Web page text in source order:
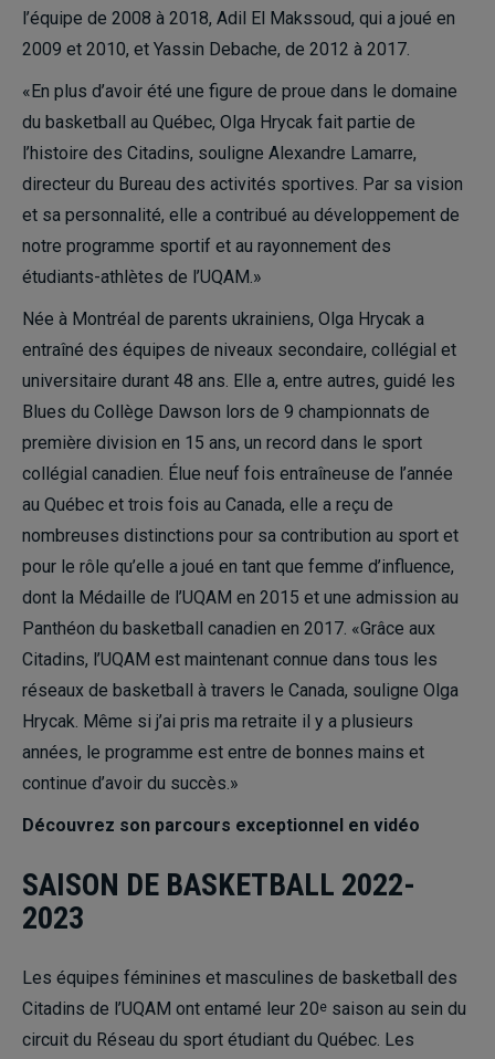
l’équipe de 2008 à 2018, Adil El Makssoud, qui a joué en
2009 et 2010, et Yassin Debache, de 2012 à 2017.
«En plus d’avoir été une figure de proue dans le domaine
du basketball au Québec, Olga Hrycak fait partie de
l’histoire des Citadins, souligne Alexandre Lamarre,
directeur du Bureau des activités sportives. Par sa vision
et sa personnalité, elle a contribué au développement de
notre programme sportif et au rayonnement des
étudiants-athlètes de l’UQAM.»
Née à Montréal de parents ukrainiens, Olga Hrycak a
entraîné des équipes de niveaux secondaire, collégial et
universitaire durant 48 ans. Elle a, entre autres, guidé les
Blues du Collège Dawson lors de 9 championnats de
première division en 15 ans, un record dans le sport
collégial canadien. Élue neuf fois entraîneuse de l’année
au Québec et trois fois au Canada, elle a reçu de
nombreuses distinctions pour sa contribution au sport et
pour le rôle qu’elle a joué en tant que femme d’influence,
dont la Médaille de l’UQAM en 2015 et une admission au
Panthéon du basketball canadien en 2017. «Grâce aux
Citadins, l’UQAM est maintenant connue dans tous les
réseaux de basketball à travers le Canada, souligne Olga
Hrycak. Même si j’ai pris ma retraite il y a plusieurs
années, le programme est entre de bonnes mains et
continue d’avoir du succès.»
Découvrez son parcours exceptionnel en vidéo
SAISON DE BASKETBALL 2022-
2023
Les équipes féminines et masculines de basketball des
Citadins de l’UQAM ont entamé leur 20e saison au sein du
circuit du Réseau du sport étudiant du Québec. Les